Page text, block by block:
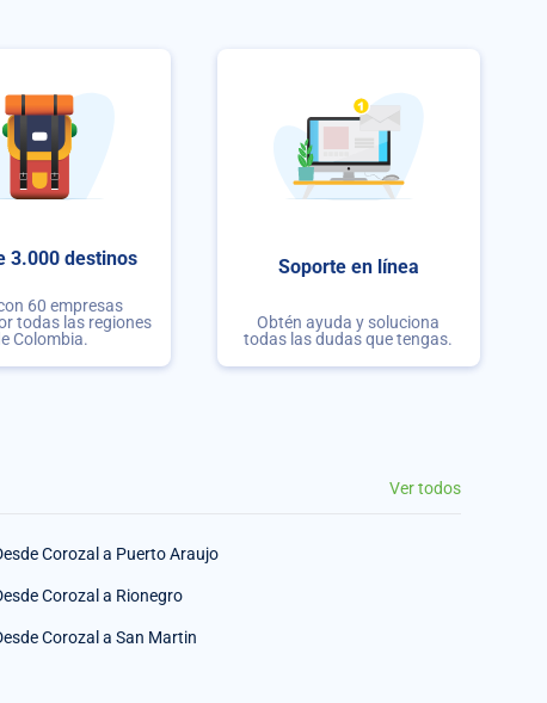
3.000 destinos
60 empresas
todas las regiones
Colombia.
Soporte en línea
Obtén ayuda y soluciona
todas las dudas que tengas.
Ver todos
Corozal a Puerto Araujo
Corozal a Rionegro
Corozal a San Martin